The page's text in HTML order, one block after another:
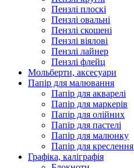
Пензлі плоскі
Пензлі овальні
Пензлі скошені
Пензлі віялові
Пензлі лайнер
Пензлі флейц
Мольберти, аксесуари
Папір для малювання
Папір для акварелі
Папір для маркерів
Папір для олійних
Папір для пастелі
Папір для малюнку
Папір для креслення
Графіка, каліграфія